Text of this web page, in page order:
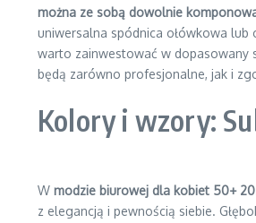
można ze sobą dowolnie
uniwersalna spódnica ołówkowa lub
warto zainwestować w dopasowany
będą zarówno profesjonalne, jak i
Kolory i wzory:
W modzie biurowej dla kobiet 50+
z elegancją i pewnością siebie.